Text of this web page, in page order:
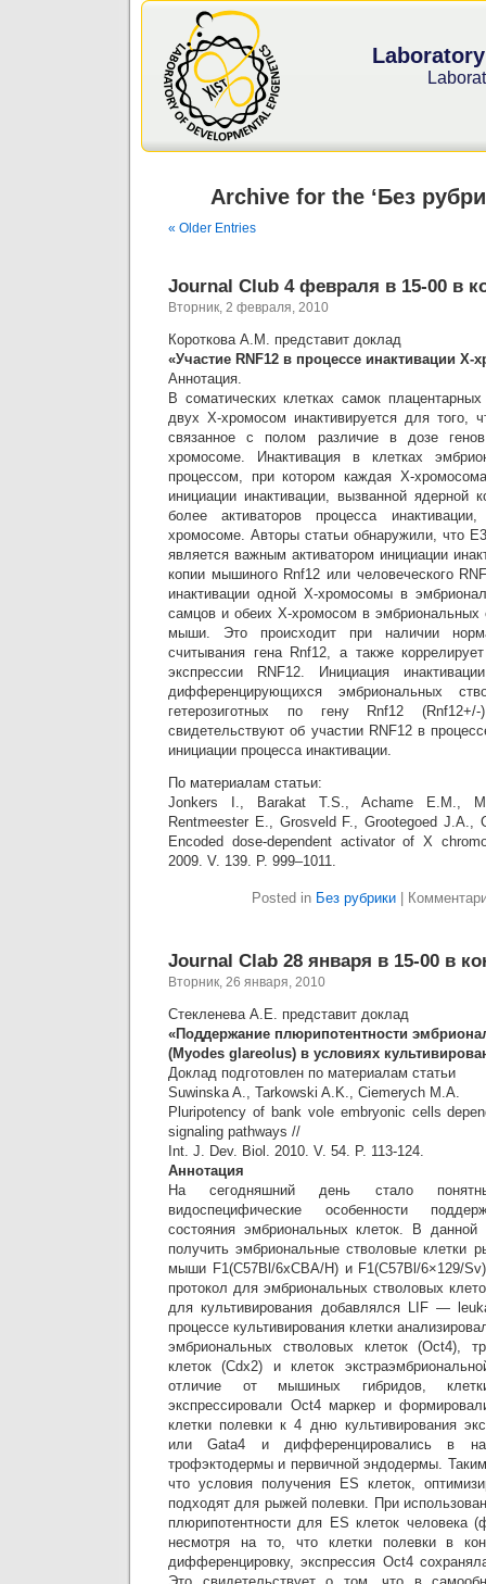
Archive for the ‘Без
« Older Entries
Journal Club 4 февраля в 15-00 в
Вторник, 2 февраля, 2010
Короткова А.М. представит доклад
«Участие RNF12 в процессе инактивации
Аннотация.
В соматических клетках самок
двух Х-хромосом инактивируется для того,
связанное с полом различие в дозе
хромосоме. Инактивация в клетках
процессом, при котором каждая Х-
инициации инактивации, вызванной ядерной
более активаторов процесса
хромосоме. Авторы статьи обнаружили, что
является важным активатором инициации
копии мышиного Rnf12 или человеческого
инактивации одной Х-хромосомы в
самцов и обеих Х-хромосом в эмбриональных
мыши. Это происходит при наличии
считывания гена Rnf12, а также
экспрессии RNF12. Инициация
дифференцирующихся эмбриональных
гетерозиготных по гену Rnf12
свидетельствуют об участии RNF12 в
инициации процесса инактивации.
По материалам статьи:
Jonkers I., Barakat T.S., Achame E.M.,
Rentmeester E., Grosveld F., Grootegoed J.A.,
Encoded dose-dependent activator of X
2009. V. 139. P. 999–1011.
Posted in Без рубрики
Journal Clab 28 января в 15-00 в
Вторник, 26 января, 2010
Стекленева А.Е. представит доклад
«Поддержание плюрипотентности
(Myodes glareolus) в условиях
Доклад подготовлен по материалам статьи
Suwinska A., Tarkowski A.K., Ciemerych M.A.
Pluripotency of bank vole embryonic cells
signaling pathways //
Int. J. Dev. Biol. 2010. V. 54. P. 113-124.
Аннотация
На сегодняшний день стало
видоспецифические особенности
состояния эмбриональных клеток. В данной
получить эмбриональные стволовые клетки
мыши F1(C57Bl/6xCBA/H) и F1(C57Bl/6×129/
протокол для эмбриональных стволовых
для культивирования добавлялся LIF —
процессе культивирования клетки
эмбриональных стволовых клеток (Oct4),
клеток (Cdx2) и клеток
отличие от мышиных гибридов,
экспрессировали Oct4 маркер и
клетки полевки к 4 дню культивирования
или Gata4 и дифференцировались в
трофэктодермы и первичной эндодермы.
что условия получения ES клеток,
подходят для рыжей полевки. При
плюрипотентности для ES клеток человека
несмотря на то, что клетки полевки в
дифференцировку, экспрессия Oct4